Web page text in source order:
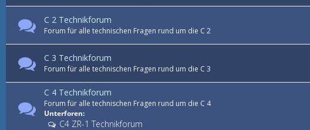
C 2 Technikforum
Forum für alle technischen Fragen rund um die C 2
C 3 Technikforum
Forum für alle technischen Fragen rund um die C 3
C 4 Technikforum
Forum für alle technischen Fragen rund um die C 4
Unterforen:
C4 ZR-1 Technikforum